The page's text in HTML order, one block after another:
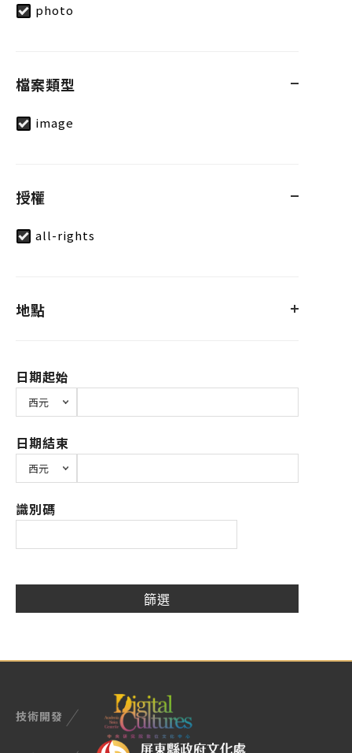
photo
檔案類型
image
授權
all-rights
地點
日期起始
日期結束
識別碼
技術開發